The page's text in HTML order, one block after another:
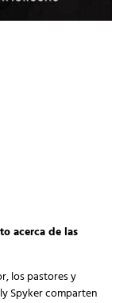
acerca de las
los pastores y
Spyker comparten